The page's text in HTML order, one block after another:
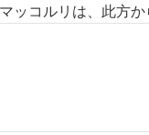
ルリは、此方か